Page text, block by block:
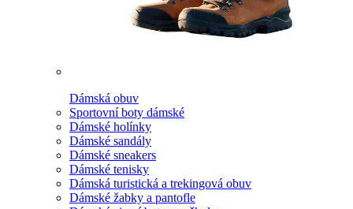
Dámská obuv
Sportovní boty dámské
Dámské holínky
Dámské sandály
Dámské sneakers
Dámské tenisky
Dámská turistická a trekingová obuv
Dámské žabky a pantofle